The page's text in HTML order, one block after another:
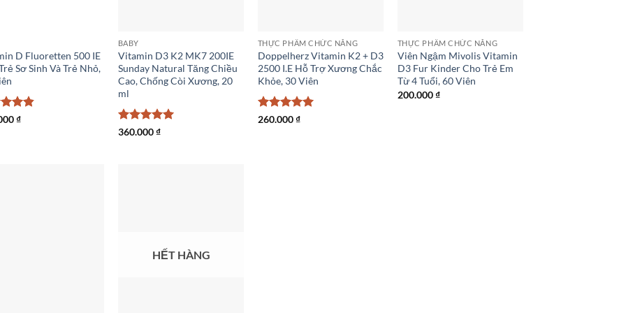
D Fluoretten 500 IE
Sơ Sinh Và Trẻ Nhỏ,
xếp
₫
BABY
Vitamin D3 K2 MK7 200IE
Sunday Natural Tăng Chiều
Cao, Chống Còi Xương, 20
ml
Được xếp
360.000₫
THỰC PHẨM CHỨC NĂNG
Doppelherz Vitamin K2 + D3
2500 I.E Hỗ Trợ Xương Chắc
Khỏe, 30 Viên
Được xếp
260.000₫
THỰC PHẨM CHỨC NĂNG
Viên Ngậm Mivolis Vitamin
D3 Fur Kinder Cho Trẻ Em
Từ 4 Tuổi, 60 Viên
200.000₫
HẾT HÀNG